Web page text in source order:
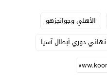
الأهلي وجوانجزهو
نهائي دوري أبطال آسيا